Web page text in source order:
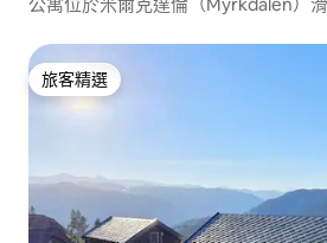
旅客精選
旅客精選